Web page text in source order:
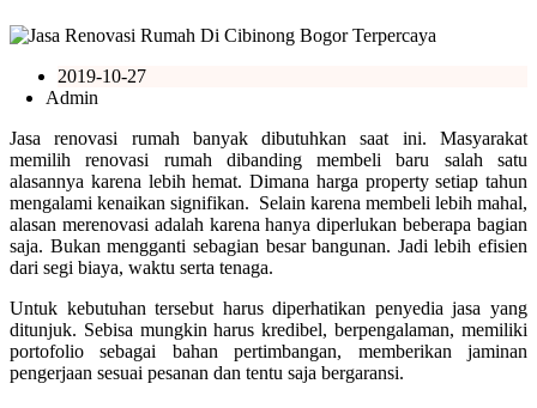
2019-10-27
Admin
Jasa renovasi rumah banyak dibutuhkan saat ini. Masyarakat
memilih renovasi rumah dibanding membeli baru salah satu
alasannya karena lebih hemat. Dimana harga property setiap tahun
mengalami kenaikan signifikan. Selain karena membeli lebih mahal,
alasan merenovasi adalah karena hanya diperlukan beberapa bagian
saja. Bukan mengganti sebagian besar bangunan. Jadi lebih efisien
dari segi biaya, waktu serta tenaga.
Untuk kebutuhan tersebut harus diperhatikan penyedia jasa yang
ditunjuk. Sebisa mungkin harus kredibel, berpengalaman, memiliki
portofolio sebagai bahan pertimbangan, memberikan jaminan
pengerjaan sesuai pesanan dan tentu saja bergaransi.